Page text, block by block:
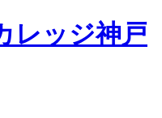
レッジ神戸